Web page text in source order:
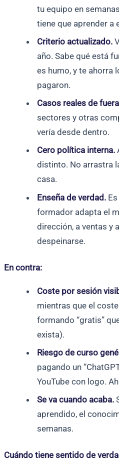
tu equipo en
tiene que aprender a
Criterio actualizado.
año. Sabe qué está
es humo, y te ahorra
pagaron.
Casos reales de
sectores y otras
vería desde dentro.
Cero política interna.
distinto. No arrastra
casa.
Enseña de verdad.
formador adapta el
dirección, a ventas y
despeinarse.
En contra:
Coste por sesión
mientras que el
formando “gratis”
exista).
Riesgo de curso
pagando un
YouTube con logo.
Se va cuando acaba.
aprendido, el
semanas.
Cuándo tiene sentido de